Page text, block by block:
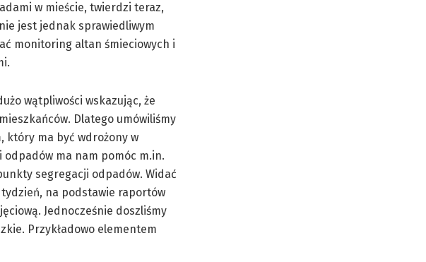
w mieście, twierdzi teraz,
jest jednak sprawiedliwym
monitoring altan śmieciowych i
wątpliwości wskazując, że
Dlatego umówiliśmy
który ma być wdrożony w
ma nam pomóc m.in.
segregacji odpadów. Widać
na podstawie raportów
Jednocześnie doszliśmy
Przykładowo elementem